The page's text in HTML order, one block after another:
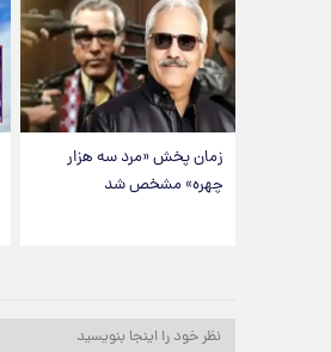
زمان پخش «مرد سه هزار
چهره» مشخص شد